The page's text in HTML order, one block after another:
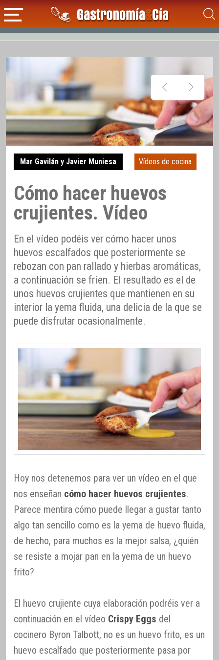
Mar Gavilán y Javier Muniesa Vídeos de cocina
Cómo hacer huevos
crujientes. Vídeo
En el vídeo podéis ver cómo hacer unos
huevos escalfados que posteriormente se
rebozan con pan rallado y hierbas aromáticas,
a continuación se fríen. El resultado es el de
unos huevos crujientes que mantienen en su
interior la yema fluida, una delicia de la que se
puede disfrutar ocasionalmente.
Hoy nos detenemos para ver un vídeo en el que
nos enseñan cómo hacer huevos crujientes.
Parece mentira cómo puede llegar a gustar tanto
algo tan sencillo como es la yema de huevo fluida,
de hecho, para muchos es la mejor salsa, ¿quién
se resiste a mojar pan en la yema de un huevo
frito?
El huevo crujiente cuya elaboración podréis ver a
continuación en el vídeo Crispy Eggs del
cocinero Byron Talbott, no es un huevo frito, es un
huevo escalfado que posteriormente pasa por